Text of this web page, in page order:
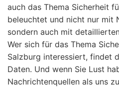
auch das Thema Sicherheit
beleuchtet und nicht nur mit
sondern auch mit
Wer sich für das Thema
Salzburg interessiert, findet
Daten. Und wenn Sie Lust
Nachrichtenquellen als uns